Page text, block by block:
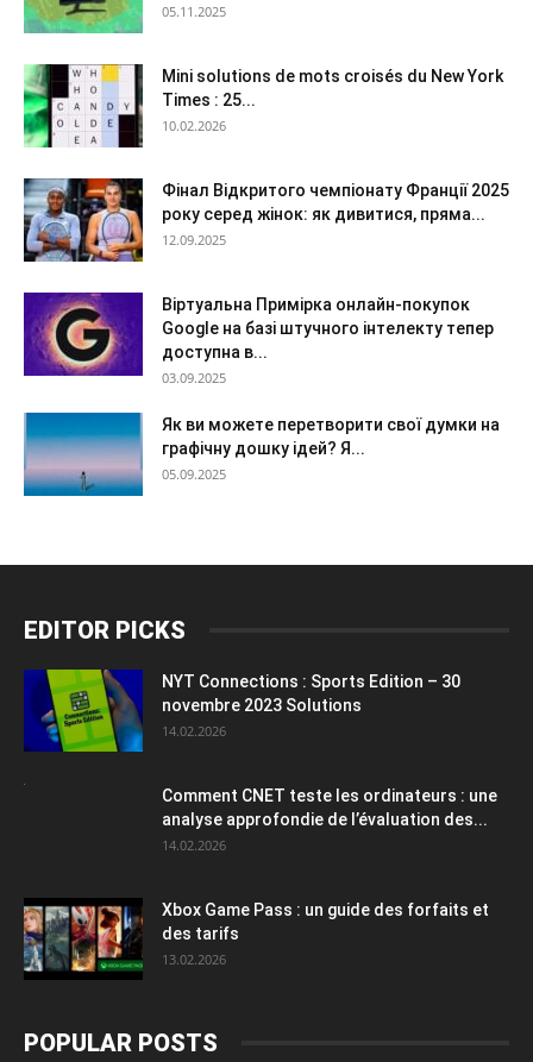
05.11.2025
Mini solutions de mots croisés du New York
Times : 25...
10.02.2026
Фінал Відкритого чемпіонату Франції 2025
року серед жінок: як дивитися, пряма...
12.09.2025
Віртуальна Примірка онлайн-покупок
Google на базі штучного інтелекту тепер
доступна в...
03.09.2025
Як ви можете перетворити свої думки на
графічну дошку ідей? Я...
05.09.2025
EDITOR PICKS
NYT Connections : Sports Edition – 30
novembre 2023 Solutions
14.02.2026
Comment CNET teste les ordinateurs : une
analyse approfondie de l’évaluation des...
14.02.2026
Xbox Game Pass : un guide des forfaits et
des tarifs
13.02.2026
POPULAR POSTS